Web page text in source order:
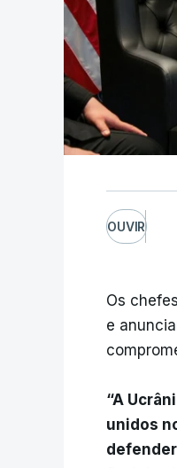
OUVIR
Os
e
“A
unidos